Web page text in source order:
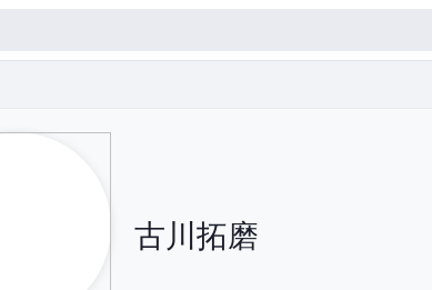
古川拓磨